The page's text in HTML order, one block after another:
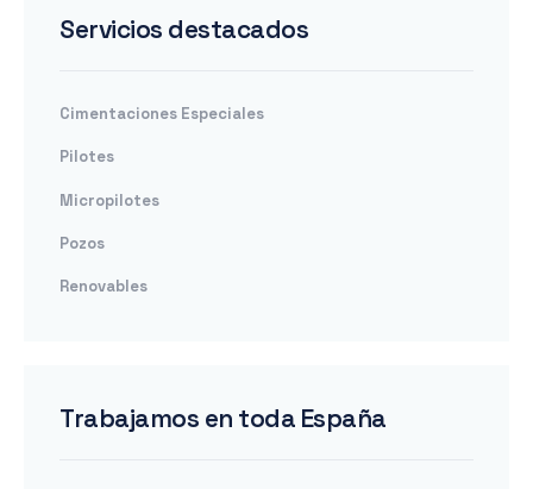
Servicios destacados
Cimentaciones Especiales
Pilotes
Micropilotes
Pozos
Renovables
Trabajamos en toda España